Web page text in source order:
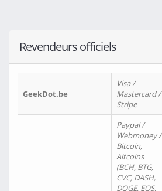
Revendeurs officiels
GeekDot.be
Visa /
Mastercard /
Stripe
Paypal /
Webmoney /
Bitcoin,
Altcoins
(BCH, BTG,
CVC, DASH,
DOGE, EOS,